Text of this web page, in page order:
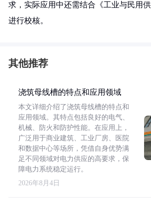
求，实际应用中还需结合《工业与民用供
进行校核。
其他推荐
浇筑母线槽的特点和应用领域
本文详细介绍了浇筑母线槽的特点和
应用领域。其特点包括良好的电气、
机械、防火和防护性能。在应用上，
广泛用于商业建筑、工业厂房、医院
和数据中心等场所，凭借自身优势满
足不同领域对电力供应的高要求，保
障电力系统稳定运行。
2026年8月4日